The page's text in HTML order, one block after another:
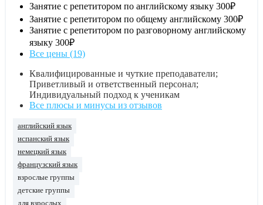
Занятие с репетитором по английскому языку 300₽
Занятие с репетитором по общему английскому 300₽
Занятие с репетитором по разговорному английскому
языку 300₽
Все цены (19)
Квалифицированные и чуткие преподаватели;
Приветливый и ответственный персонал;
Индивидуальный подход к ученикам
Все плюсы и минусы из отзывов
английский язык
испанский язык
немецкий язык
французский язык
взрослые группы
детские группы
для взрослых